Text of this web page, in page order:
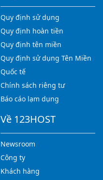
Quy định sử dụng
Quy định hoàn tiền
Quy định tên miền
Quy định sử dụng Tên Miền
Quốc tế
Chính sách riêng tư
Báo cáo lạm dụng
Về 123HOST
Newsroom
Công ty
Khách hàng